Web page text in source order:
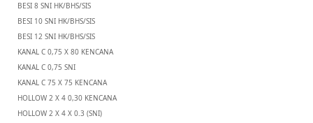
BESI 8 SNI HK/BHS/SIS
BESI 10 SNI HK/BHS/SIS
BESI 12 SNI HK/BHS/SIS
KANAL C 0,75 X 80 KENCANA
KANAL C 0,75 SNI
KANAL C 75 X 75 KENCANA
HOLLOW 2 X 4 0,30 KENCANA
HOLLOW 2 X 4 X 0.3 (SNI)